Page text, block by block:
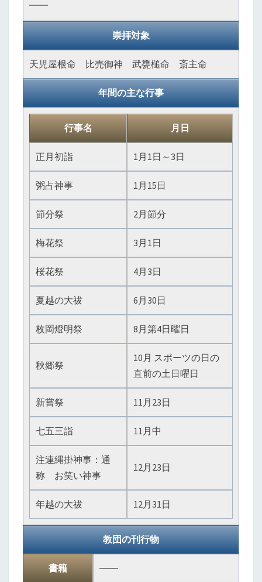
――
崇拝対象
天児屋根命 比売御神 武甕槌命 斎主命
年間の主な行事
行事名 月日
正月初詣 1月1日～3日
粥占神事 1月15日
節分祭 2月節分
梅花祭 3月1日
桜花祭 4月3日
夏越の大祓 6月30日
枚岡燈明祭 8月第4日曜日
秋郷祭
10月 スポーツの日の
直前の土日曜日
新嘗祭 11月23日
七五三詣 11月中
注連縄掛神事：通
称 お笑い神事
12月23日
年越の大祓 12月31日
教団の刊行物
書籍 ――